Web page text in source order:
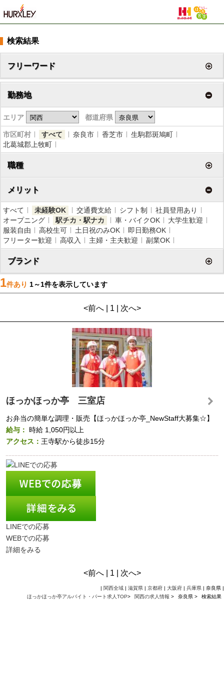
検索結果
フリーワード
勤務地
エリア 都道府県
市区町村 すべて 奈良市 香芝市
生駒郡斑鳩町
北葛城郡上牧町
職種
メリット
すべて 未経験OK 交通費支給 シフト制
社員登用あり
オープニング
駅チカ・駅ナカ 車・バイクOK
大学生歓迎
服装自由
高校生可 土日祝のみOK
即日勤務OK
フリーター歓迎
高収入 主婦・主夫歓迎 副業OK
ブランド
1件あり 1～1件を表示しています
<前へ | 1 | 次へ>
ほっかほっか亭 三室店
お弁当の簡単な調理・販売【ほっかほっか亭_NewStaff大募集☆】
給与： 時給 1,050円以上
アクセス： 王寺駅から徒歩15分
LINEでの応募
WEBでの応募
詳細をみる
<前へ | 1 | 次へ>
| 関西全域 | 滋賀県 | 京都府 | 大阪府 | 兵庫県 | 奈良県 |
ほっかほっか亭アルバイト・パート求人TOP> 関西の求人情報 > 奈良県 > 検索結果